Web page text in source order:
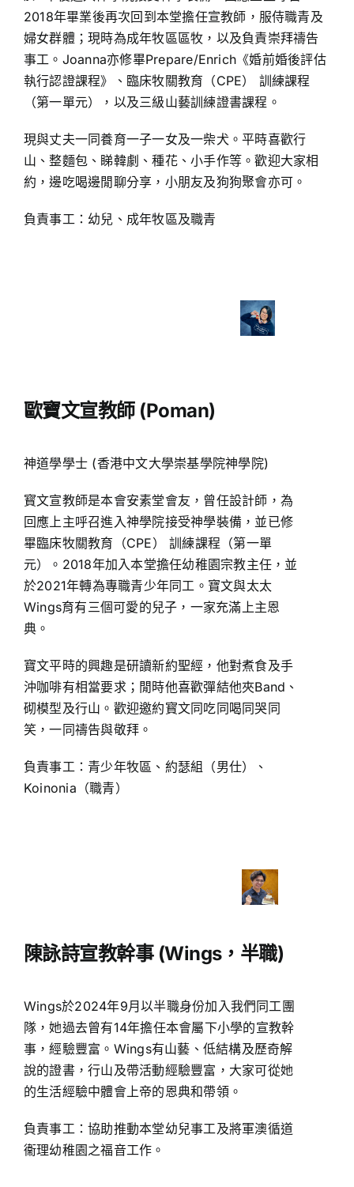
2018年畢業後再次回到本堂擔任宣教師，服侍職青及
婦女群體；現時為成年牧區區牧，以及負責崇拜禱告
事工。Joanna亦修畢Prepare/Enrich《婚前婚後評估
執行認證課程》、臨床牧關教育（CPE） 訓練課程
（第一單元），以及三級山藝訓練證書課程。
現與丈夫一同養育一子一女及一柴犬。平時喜歡行
山、整麵包、睇韓劇、種花、小手作等。歡迎大家相
約，邊吃喝邊閒聊分享，小朋友及狗狗聚會亦可。
負責事工：幼兒、成年牧區及職青
歐寶文宣教師 (Poman)
神道學學士 (香港中文大學崇基學院神學院)
寳文宣教師是本會安素堂會友，曾任設計師，為
回應上主呼召進入神學院接受神學裝備，並已修
畢臨床牧關教育（CPE） 訓練課程（第一單
元）。2018年加入本堂擔任幼稚園宗教主任，並
於2021年轉為專職青少年同工。寶文與太太
Wings育有三個可愛的兒子，一家充滿上主恩
典。
寶文平時的興趣是研讀新約聖經，他對煮食及手
沖咖啡有相當要求；閒時他喜歡彈結他夾Band、
砌模型及行山。歡迎邀約寳文同吃同喝同哭同
笑，一同禱告與敬拜。
負責事工：青少年牧區、約瑟組（男仕）、
Koinonia（職青）
陳詠詩宣教幹事 (Wings，半職)
Wings於2024年9月以半職身份加入我們同工團
隊，她過去曾有14年擔任本會屬下小學的宣教幹
事，經驗豐富。Wings有山藝、低結構及歷奇解
說的證書，行山及帶活動經驗豐富，大家可從她
的生活經驗中體會上帝的恩典和帶領。
負責事工：協助推動本堂幼兒事工及將軍澳循道
衞理幼稚園之福音工作。